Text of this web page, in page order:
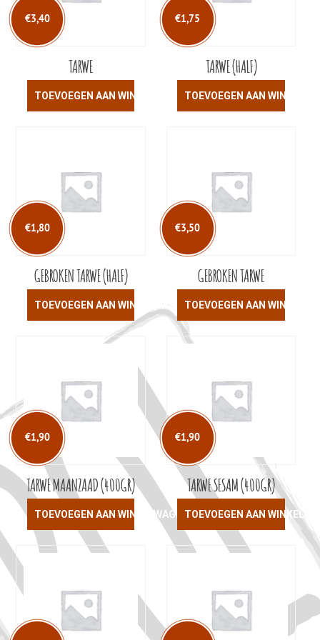
TARWE
€3,40
TOEVOEGEN AAN WINKELWAGEN
TARWE (HALF)
€1,75
TOEVOEGEN AAN
GEBROKEN TARWE (HALF)
€1,80
TOEVOEGEN AAN WINKELWAGEN
GEBROKEN TARWE
€3,50
TOEVOEGEN AAN
TARWE MAANZAAD (400GR)
€1,90
TOEVOEGEN AAN WINKELWAGEN
TARWE SESAM (400GR)
€1,90
TOEVOEGEN AAN